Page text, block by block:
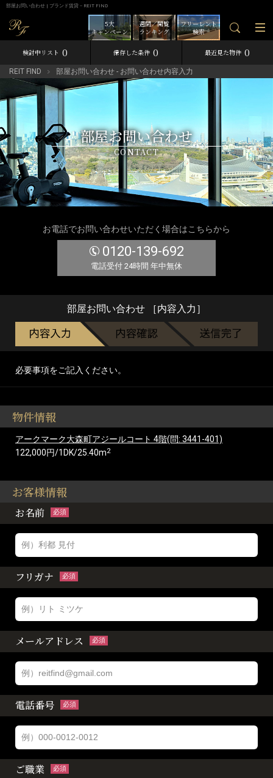
部屋お問い合わせ | ブランド賃貸－REIT FIND
フリーレント
検索
週間／閲覧
ランキング
5大
キャンペーン
検討中リスト 0 保存した条件 0 最近見た物件 0
REIT FIND 部屋お問い合わせ - お問い合わせ内容入力
部屋お問い合わせ
CONTACT
お電話でお問い合わせいただく場合はこちらから
0120-139-692
電話受付 24時間 年中無休
部屋お問い合わせ ［内容入力］
必要事項をご記入ください。
物件情報
アークマーク大森町アジールコート 4階(問: 3441-401)
122,000円/1DK/25.40m2
お客様情報
お名前 必須
フリガナ 必須
メールアドレス 必須
電話番号 必須
ご職業 必須